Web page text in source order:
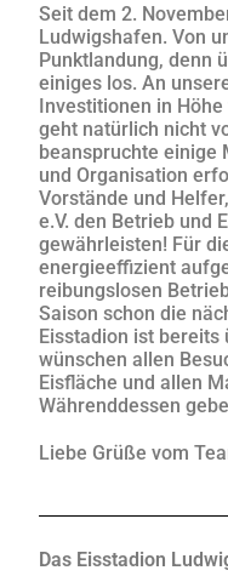
Seit dem 2.
Ludwigshafen. Von
Punktlandung, denn
einiges los. An
Investitionen in
geht natürlich nicht
beanspruchte einige
und Organisation
Vorstände und
e.V. den Betrieb und
gewährleisten! Für
energieeffizient
reibungslosen
Saison schon die
Eisstadion ist bereits
wünschen allen
Eisfläche und allen
Währenddessen
Liebe Grüße vom
Das Eisstadion